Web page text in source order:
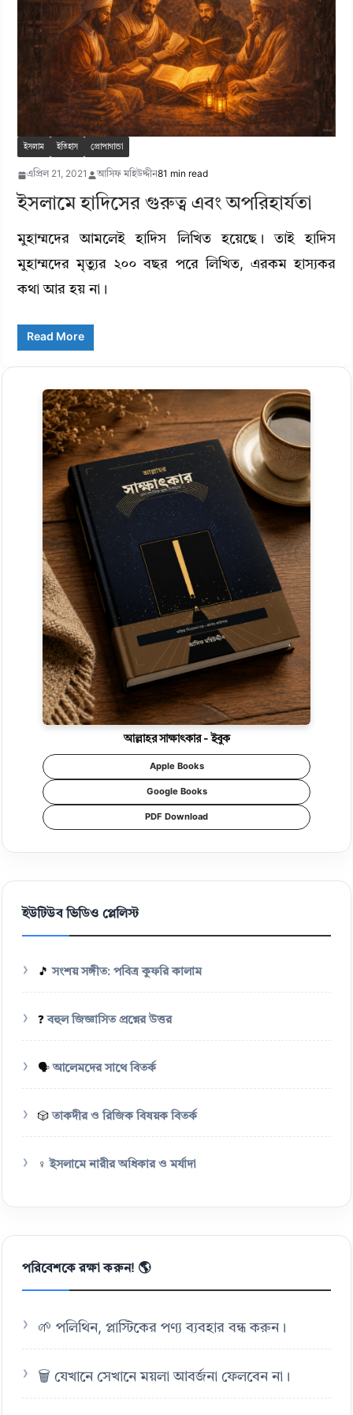
ইসলাম ইতিহাস প্রোপাগান্ডা
এপ্রিল 21, 2021 আসিফ মহিউদ্দীন81 min read
ইসলামে হাদিসের গুরুত্ব এবং অপরিহার্যতা
মুহাম্মদের আমলেই হাদিস লিখিত হয়েছে। তাই হাদিস
মুহাম্মদের মৃত্যুর ২০০ বছর পরে লিখিত, এরকম হাস্যকর
কথা আর হয় না।
Read More
আল্লাহর সাক্ষাৎকার - ইবুক
Apple Books
Google Books
PDF Download
ইউটিউব ভিডিও প্লেলিস্ট
🎵সংশয় সঙ্গীত: পবিত্র কুফরি কালাম
❓ বহুল জিজ্ঞাসিত প্রশ্নের উত্তর
🗣️আলেমদের সাথে বিতর্ক
🎲 তাকদীর ও রিজিক বিষয়ক বিতর্ক
♀️ইসলামে নারীর অধিকার ও মর্যাদা
পরিবেশকে রক্ষা করুন! 🌎
🌱 পলিথিন, প্লাস্টিকের পণ্য ব্যবহার বন্ধ করুন।
🗑️ যেখানে সেখানে ময়লা আবর্জনা ফেলবেন না।